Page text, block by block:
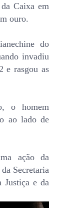
Caixa em
ouro.
do
invadiu
e rasgou as
o homem
ao lado de
ação da
Secretaria
Justiça e da